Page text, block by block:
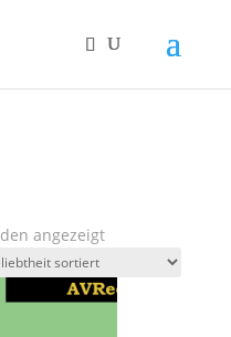
angezeigtNach
Beliebtheit
sortiert